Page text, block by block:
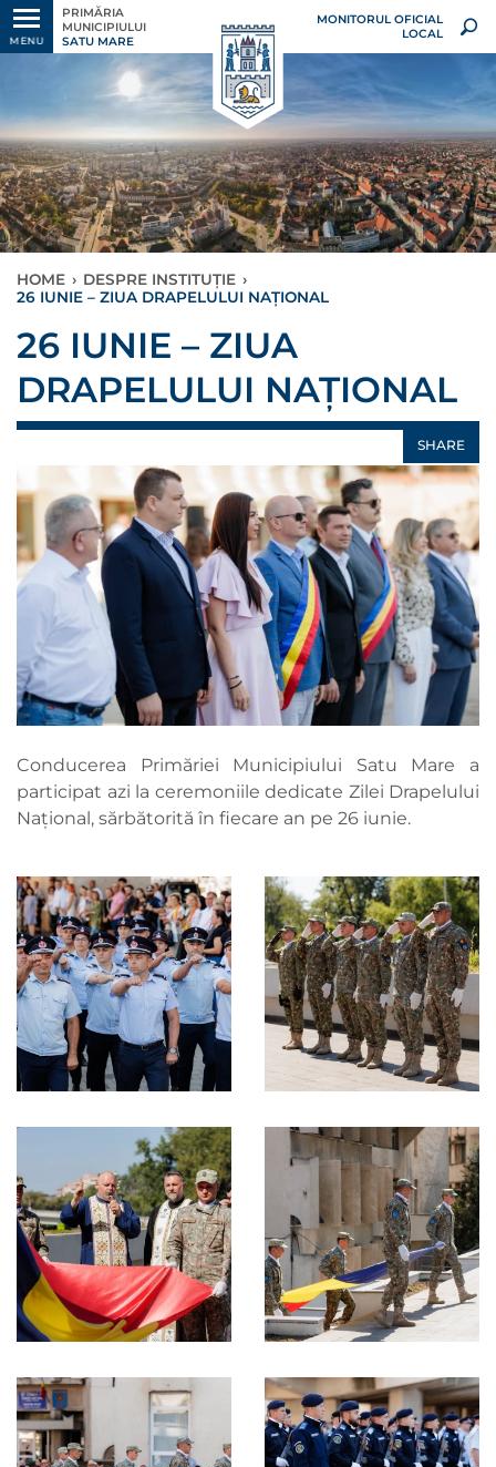
MENU
PRIMĂRIA
MUNICIPIULUI
SATU MARE
MONITORUL OFICIAL
LOCAL
HOME › DESPRE INSTITUȚIE ›
26 IUNIE – ZIUA DRAPELULUI NAȚIONAL
26 IUNIE – ZIUA
DRAPELULUI NAȚIONAL
SHARE
Conducerea Primăriei Municipiului Satu Mare a
participat azi la ceremoniile dedicate Zilei Drapelului
Național, sărbătorită în fiecare an pe 26 iunie.